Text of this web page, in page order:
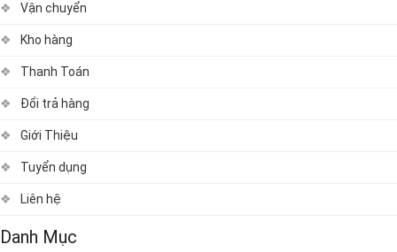
Vận chuyển
Kho hàng
Thanh Toán
Đổi trả hàng
Giới Thiệu
Tuyển dụng
Liên hệ
Danh Mục